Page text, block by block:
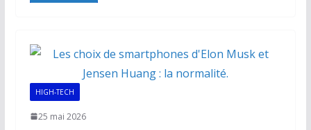
o
o
k
p
p
dI
n
Li
n
k
er
HIGH-TECH
25 mai 2026